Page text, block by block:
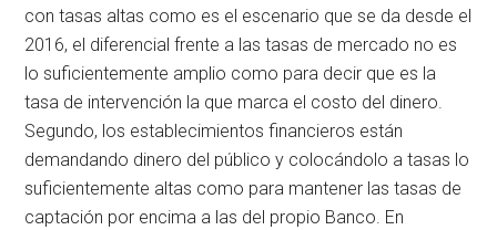
con tasas altas como es el escenario que se da desde el
2016, el diferencial frente a las tasas de mercado no es
lo suficientemente amplio como para decir que es la
tasa de intervención la que marca el costo del dinero.
Segundo, los establecimientos financieros están
demandando dinero del público y colocándolo a tasas lo
suficientemente altas como para mantener las tasas de
captación por encima a las del propio Banco. En